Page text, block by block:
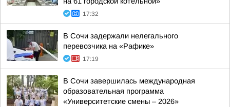
17:32
В Сочи задержали нелегального
перевозчика на «Рафике»
17:19
В Сочи завершилась международная
образовательная программа
«Университетские смены – 2026»